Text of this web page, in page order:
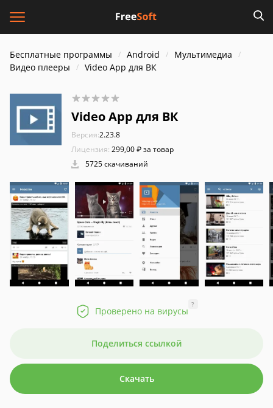
Бесплатные программы Android
Мультимедиа
Видео плееры
Video App для ВК
Video App для ВК
Версия:2.23.8
Лицензия: 299,00 ₽ за товар
5725 скачиваний
Проверено на вирусы
?
Поделиться ссылкой
Скачать